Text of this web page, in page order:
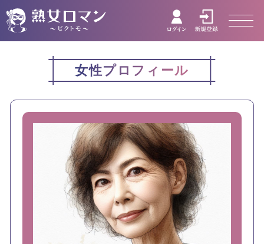
女性プロフィール